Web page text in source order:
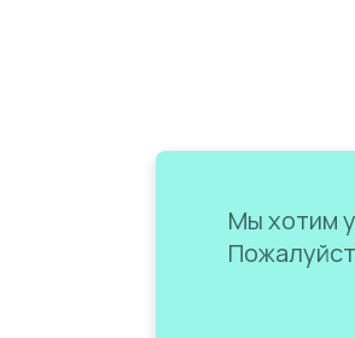
Мы хотим